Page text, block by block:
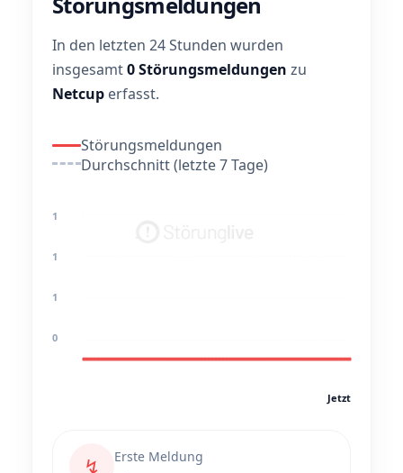
In den letzten 24 Stunden wurden
insgesamt0 Störungsmeldungen zu
Netcup erfasst.
Störungsmeldungen
Durchschnitt (letzte 7 Tage)
1
1
1
0
Jetzt
↯
Erste Meldung